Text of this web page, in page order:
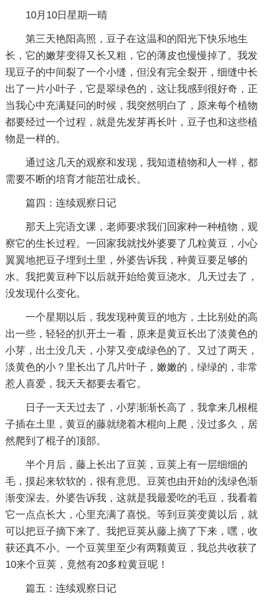
10月10日星期一晴
第三天艳阳高照，豆子在这温和的阳光下快乐地生
长，它的嫩芽变得又长又粗，它的薄皮也慢慢掉了。我发
现豆子的中间裂了一个小缝，但没有完全裂开，细缝中长
出了一片小叶子，它是翠绿色的，这让我感到很好奇，正
当我心中充满疑问的时候，我突然明白了，原来每个植物
都要经过一个过程，就是先发芽再长叶，豆子也和这些植
物是一样的。
通过这几天的观察和发现，我知道植物和人一样，都
需要不断的培育才能茁壮成长。
篇四：连续观察日记
那天上完语文课，老师要求我们回家种一种植物，观
察它的生长过程。一回家我就找外婆要了几粒黄豆，小心
翼翼地把豆子埋到土里，外婆告诉我，种黄豆要足够的
水。我把黄豆种下以后就开始给黄豆浇水。几天过去了，
没发现什么变化。
一个星期以后，我发现种黄豆的地方，土比别处的高
出一些，轻轻的扒开土一看，原来是黄豆长出了淡黄色的
小芽，出土没几天，小芽又变成绿色的了。又过了两天，
淡黄色的小？里长出了几片叶子，嫩嫩的，绿绿的，非常
惹人喜爱，我天天都要去看它。
日子一天天过去了，小芽渐渐长高了，我拿来几根棍
子插在土里，黄豆的藤就绕着木棍向上爬，没过多久，居
然爬到了棍子的顶部。
半个月后，藤上长出了豆荚，豆荚上有一层细细的
毛，摸起来软软的，很有意思。豆荚也由开始的浅绿色渐
渐变深去。外婆告诉我，这就是我最爱吃的毛豆，我看着
它一点点长大，心里充满了喜悦。等到豆荚变黄以后，就
可以把豆子摘下来了。我把豆荚从藤上摘了下来，嘿，收
获还真不小。一个豆荚里至少有两颗黄豆，我总共收获了
10来个豆荚，竟然有20多粒黄豆呢！
篇五：连续观察日记